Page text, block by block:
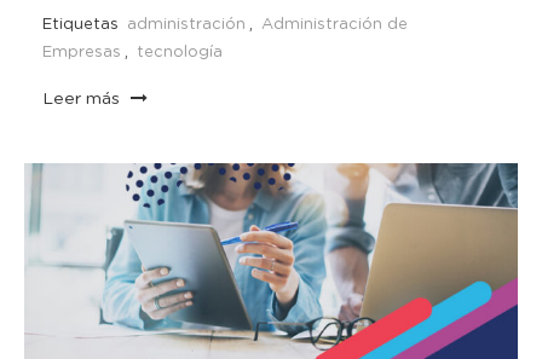
Etiquetas administración ,
Administración de
Empresas , tecnología
Leer más